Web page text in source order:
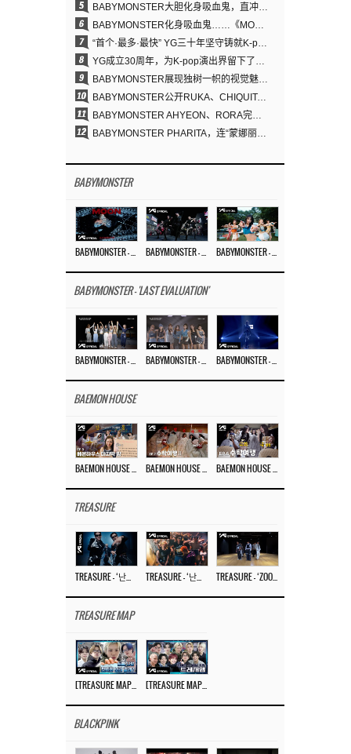
5 BABYMONSTER大胆化身吸血鬼，直冲YouTube全球趋势榜第一
6 BABYMONSTER化身吸血鬼……《MOON》为三个月企划收官
7 “首个·最多·最快” YG三十年坚守铸就K-pop巡演新格局
8 YG成立30周年，为K-pop演出界留下了什么？
9 BABYMONSTER展现独树一帜的视觉魅力与超强驾驭力……《MOON》
10 BABYMONSTER公开RUKA、CHIQUITA《MOON》视觉照 展现克制魅力与独特视觉风格
11 BABYMONSTER AHYEON、RORA完美驾驭暗黑概念……《MOON》视觉照公开
12 BABYMONSTER PHARITA，连“蒙娜丽莎眉”也完美驾驭……与ASA散发强烈气场
BABYMONSTER
BABYMONSTER - 'LAST EVALUATION'
BAEMON HOUSE
TREASURE
TREASURE MAP
BLACKPINK